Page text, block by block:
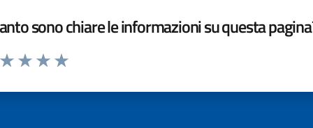
sono chiare le informazioni su questa
da 1 a 5 stelle la pagina